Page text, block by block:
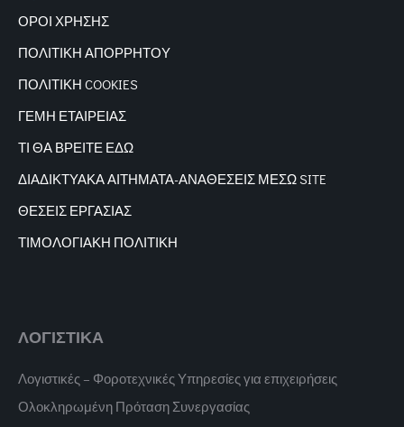
ΟΡΟΙ ΧΡΗΣΗΣ
ΠΟΛΙΤΙΚΗ ΑΠΟΡΡΗΤΟΥ
ΠΟΛΙΤΙΚΗ COOKIES
ΓΕΜΗ ΕΤΑΙΡΕΙΑΣ
ΤΙ ΘΑ ΒΡΕΙΤΕ ΕΔΩ
ΔΙΑΔΙΚΤΥΑΚΑΑΙΤΗΜΑΤΑ-ΑΝΑΘΕΣΕΙΣ ΜΕΣΩ SITE
ΘΕΣΕΙΣ ΕΡΓΑΣΙΑΣ
ΤΙΜΟΛΟΓΙΑΚΗ ΠΟΛΙΤΙΚΗ
ΛΟΓΙΣΤΙΚΑ
Λογιστικές – Φοροτεχνικές Υπηρεσίες για επιχειρήσεις
Ολοκληρωμένη Πρόταση Συνεργασίας